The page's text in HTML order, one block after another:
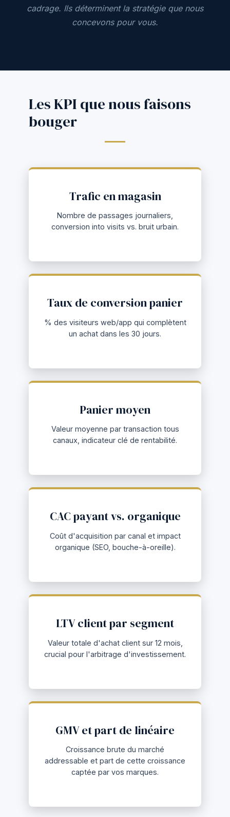
cadrage. Ils déterminent la stratégie que nous
concevons pour vous.
Les KPI que nous faisons
bouger
Trafic en magasin
Nombre de passages journaliers,
conversion into visits vs. bruit urbain.
Taux de conversion panier
% des visiteurs web/app qui complètent
un achat dans les 30 jours.
Panier moyen
Valeur moyenne par transaction tous
canaux, indicateur clé de rentabilité.
CAC payant vs. organique
Coût d'acquisition par canal et impact
organique (SEO, bouche-à-oreille).
LTV client par segment
Valeur totale d'achat client sur 12 mois,
crucial pour l'arbitrage d'investissement.
GMV et part de linéaire
Croissance brute du marché
addressable et part de cette croissance
captée par vos marques.